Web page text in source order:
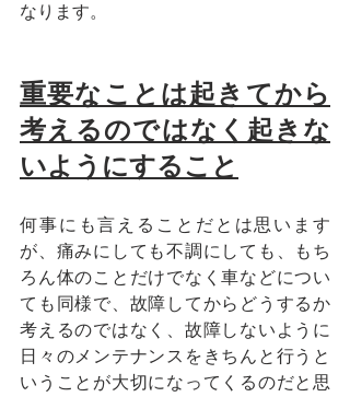
なります。
重要なことは起きてから
考えるのではなく起きな
いようにすること
何事にも言えることだとは思います
が、痛みにしても不調にしても、もち
ろん体のことだけでなく車などについ
ても同様で、故障してからどうするか
考えるのではなく、故障しないように
日々のメンテナンスをきちんと行うと
いうことが大切になってくるのだと思